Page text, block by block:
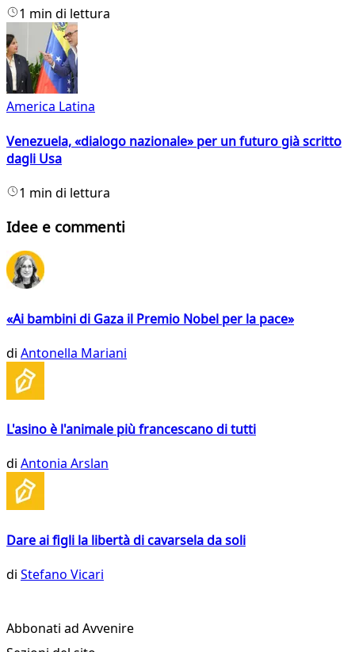
1 min di lettura
America Latina
Venezuela, «dialogo nazionale» per un futuro già scritto
dagli Usa
1 min di lettura
Idee e commenti
«Ai bambini di Gaza il Premio Nobel per la pace»
di Antonella Mariani
L'asino è l'animale più francescano di tutti
di Antonia Arslan
Dare ai figli la libertà di cavarsela da soli
di Stefano Vicari
Abbonati ad Avvenire